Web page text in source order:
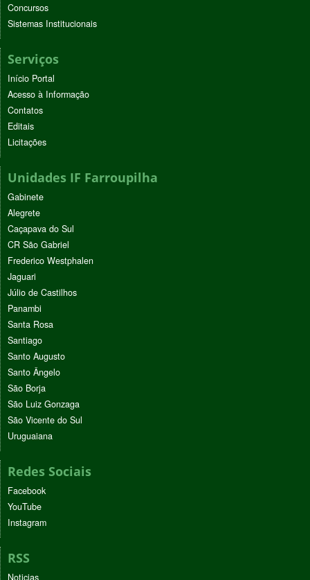
Concursos
Sistemas Institucionais
Serviços
Início Portal
Acesso à Informação
Contatos
Editais
Licitações
Unidades IF Farroupilha
Gabinete
Alegrete
Caçapava do Sul
CR São Gabriel
Frederico Westphalen
Jaguari
Júlio de Castilhos
Panambi
Santa Rosa
Santiago
Santo Augusto
Santo Ângelo
São Borja
São Luiz Gonzaga
São Vicente do Sul
Uruguaiana
Redes Sociais
Facebook
YouTube
Instagram
RSS
Noticias